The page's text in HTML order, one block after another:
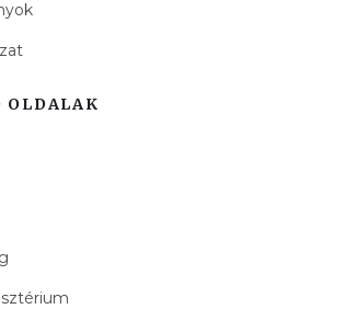
OLDALAK